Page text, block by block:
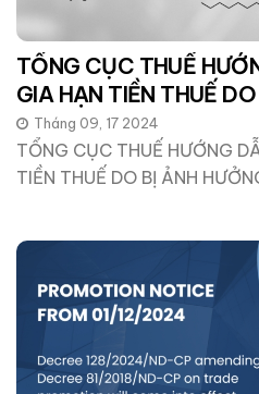
TỔNG CỤC THUẾ
GIA HẠN TIỀN THUẾ
Tháng 09, 17 2024
TỔNG CỤC THUẾ HƯỚNG
TIỀN THUẾ DO BỊ ẢNH